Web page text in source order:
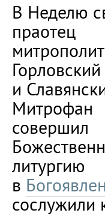
В Неделю
праотец
митрополит
Горловский
и
Митрофан
совершил
литургию
в
сослужили